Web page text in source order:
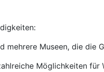
Museen, die die
Möglichkeiten für